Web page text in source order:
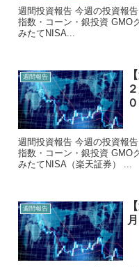
週間投資報告 今週の投資報
指数・コーン・銀投資 GMO
みたてNISA...
週間報告
週間投資報告 今週の投資報
指数・コーン・銀投資 GMO
みたてNISA（楽天証券） ...
週間報告